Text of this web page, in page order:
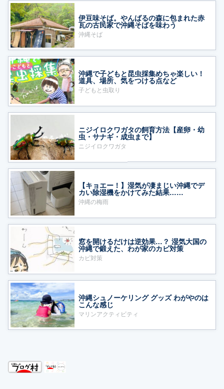
伊豆味そば。やんばるの森に包まれた赤
瓦の古民家で沖縄そばを味わう
沖縄そば
沖縄で子どもと昆虫採集めちゃ楽しい！
道具、場所、気をつける点など
子どもと虫取り
ニジイロクワガタの飼育方法【産卵・幼
虫・サナギ・成虫まで】
ニジイロクワガタ
【キョエー！】湿気が凄まじい沖縄でデ
カい除湿機をかけてみた結果……
沖縄の梅雨
窓を開けるだけは逆効果…？ 湿気大国の
沖縄で鍛えた、わが家のカビ対策
カビ対策
沖縄シュノーケリング グッズ わがやのは
こんな感じ
マリンアクティビティ